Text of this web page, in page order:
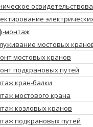
монтаж
мостовых
мостовых кранов
подкрановых путей
кран-балки
мостового крана
козловых кранов
подкрановых путей